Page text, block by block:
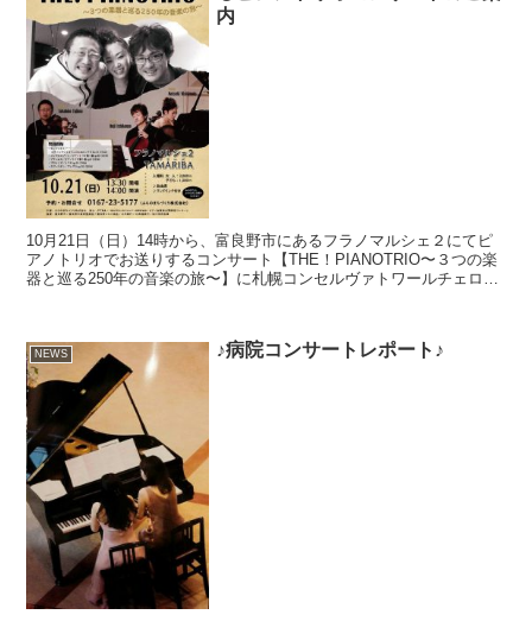
内
10月21日（日）14時から、富良野市にあるフラノマルシェ２にてピ
アノトリオでお送りするコンサート【THE！PIANOTRIO〜３つの楽
器と巡る250年の音楽の旅〜】に札幌コンセルヴァトワールチェロ教
NEWS ♪病院コンサートレポート♪